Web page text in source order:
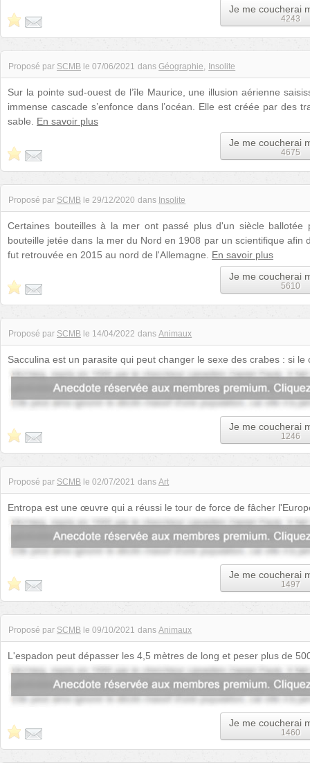
Je me coucherai
4243
Proposé par SCMB le 07/06/2021 dans Géographie Insolite
Sur la pointe sud-ouest de l’île Maurice, une illusion aérienne
immense cascade s’enfonce dans l’océan. Elle est créée par des
sable. En savoir plus
Je me coucherai
4675
Proposé par SCMB le 29/12/2020 dans Insolite
Certaines bouteilles à la mer ont passé plus d'un siècle
bouteille jetée dans la mer du Nord en 1908 par un scientifique afin
fut retrouvée en 2015 au nord de l'Allemagne. En savoir plus
Je me coucherai
5610
Proposé par SCMB le 14/04/2022 dans Animaux
Sacculina est un parasite qui peut changer le sexe des crabes : si
chimiquement en li...
Je me coucherai
1246
Proposé par SCMB le 02/07/2021 dans Art
Entropa est une œuvre qui a réussi le tour de force de fâcher
République tchèque lors...
Je me coucherai
1497
Proposé par SCMB le 09/10/2021 dans Animaux
L'espadon peut dépasser les 4,5 mètres de long et peser plus de
croissance fulgurante. En ef...
Je me coucherai
1460